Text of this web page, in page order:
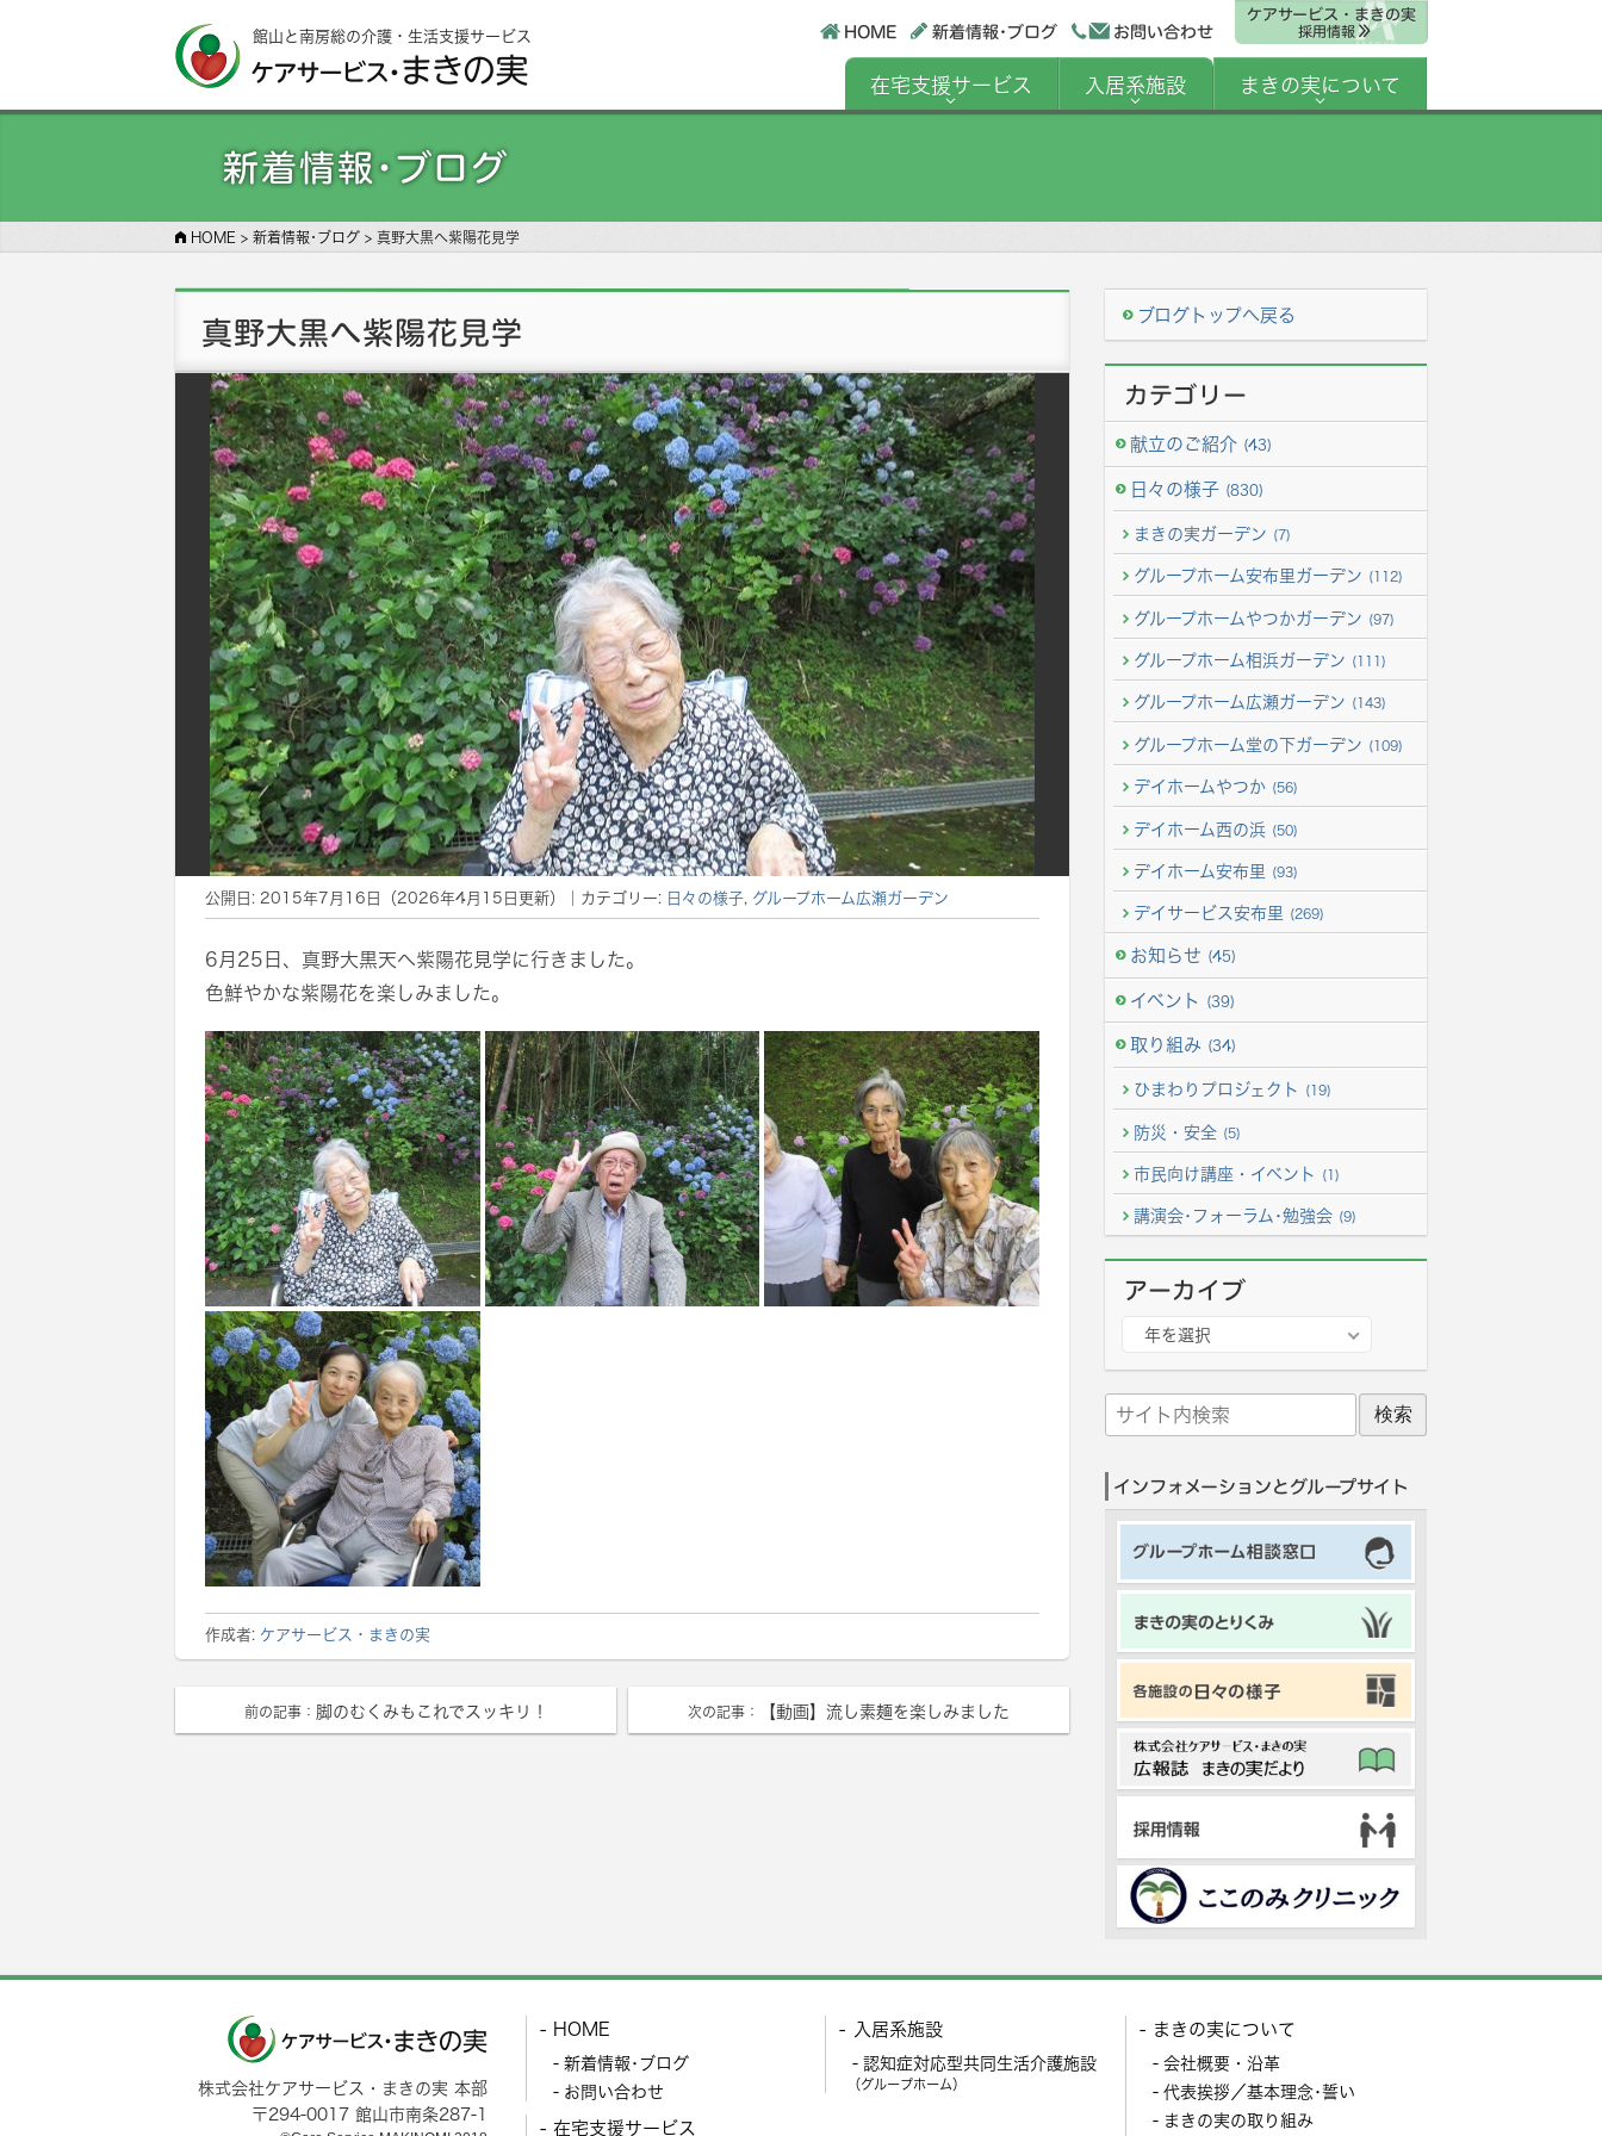
館山と南房総の介護・生活支援サービス HOME 新着情報･ブログ お問い合わせ
ケアサービス・まきの実
採用情報
在宅支援サービス 入居系施設 まきの実について
新着情報･ブログ
HOME > 新着情報･ブログ > 真野大黒へ紫陽花見学
真野大黒へ紫陽花見学
公開日: 2015年7月16日 （2026年4月15日更新） ｜カテゴリー: 日々の様子, グループホーム広瀬ガーデン
6月25日、真野大黒天へ紫陽花見学に行きました。
色鮮やかな紫陽花を楽しみました。
作成者: ケアサービス・まきの実
前の記事： 脚のむくみもこれでスッキリ！ 次の記事： 【動画】流し素麺を楽しみました
ブログトップへ戻る
カテゴリー
献立のご紹介 (43)
日々の様子 (830)
まきの実ガーデン (7)
グループホーム安布里ガーデン (112)
グループホームやつかガーデン (97)
グループホーム相浜ガーデン (111)
グループホーム広瀬ガーデン (143)
グループホーム堂の下ガーデン (109)
デイホームやつか (56)
デイホーム西の浜 (50)
デイホーム安布里 (93)
デイサービス安布里 (269)
お知らせ (45)
イベント (39)
取り組み (34)
ひまわりプロジェクト (19)
防災・安全 (5)
市民向け講座・イベント (1)
講演会･フォーラム･勉強会 (9)
アーカイブ
イ
ブ
年を選択
イ
内
検
索
インフォメーションとグループサイト
HOME
新着情報･ブログ
お問い合わせ
在宅支援サービス
入居系施設
認知症対応型共同生活介護施設
（グループホーム）
まきの実について
会社概要・沿革
代表挨拶／基本理念･誓い
まきの実の取り組み
株式会社ケアサービス・まきの実 本部
〒294-0017 館山市南条287-1